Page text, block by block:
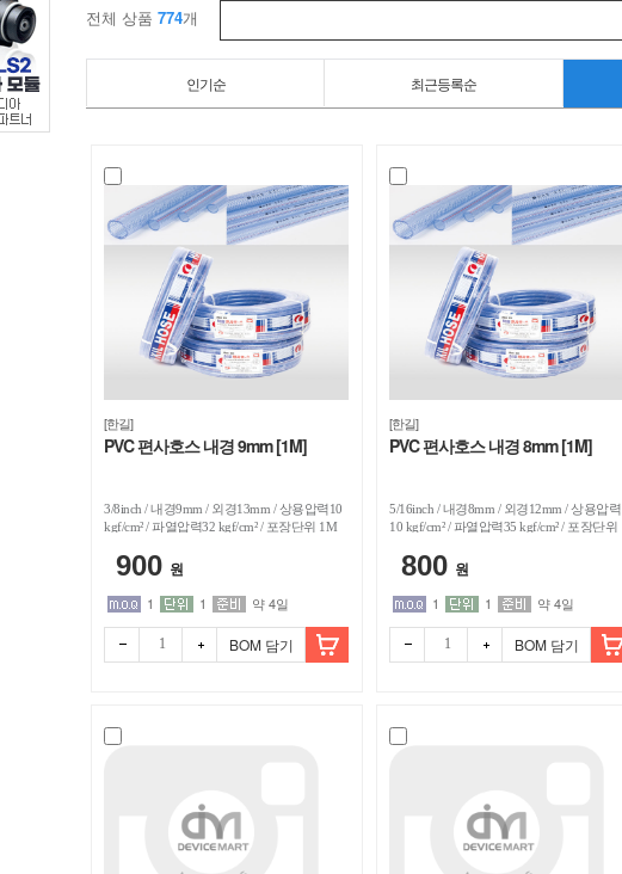
튜
브
>
전체 상품 774개
인기순 최근등록순
[한길]
PVC 편사호스 내경 9mm [1M]
3/8inch / 내경9mm / 외경13mm / 상용압력10
kgf/cm² / 파열압력32 kgf/cm² / 포장단위 1M
900 원
1 1 약 4일
BOM 담기
[한길]
PVC 편사호스 내경 8mm [1M]
5/16inch / 내경8mm / 외경12mm / 상용압력
10 kgf/cm² / 파열압력35 kgf/cm² / 포장단위
800 원
1 1 약 4일
BOM 담기